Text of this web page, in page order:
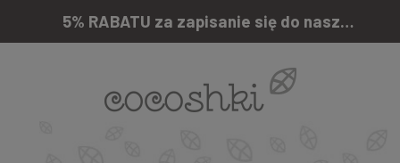
5% RABATU za zapisanie się do naszego newslettera